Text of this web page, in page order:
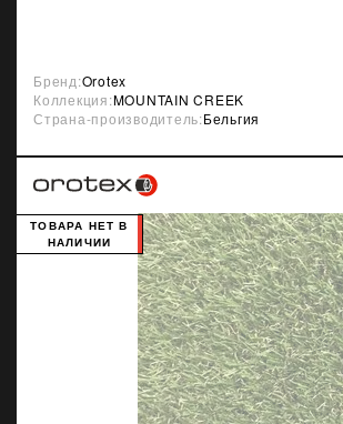
Бренд:Orotex
Коллекция:MOUNTAIN CREEK
Страна-производитель:Бельгия
ТОВАРА НЕТ В
НАЛИЧИИ